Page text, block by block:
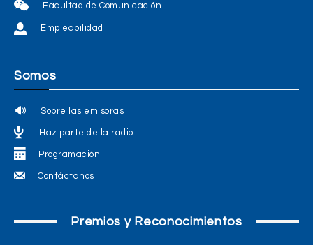
Facultad de Comunicación
Empleabilidad
Somos
Sobre las emisoras
Haz parte de la radio
Programación
Contáctanos
Premios y Reconocimientos